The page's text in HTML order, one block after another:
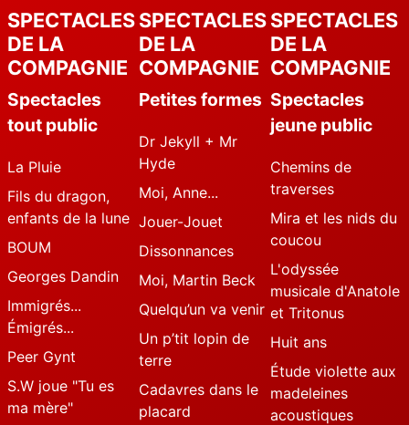
SPECTACLES
DE LA
COMPAGNIE
Spectacles
tout public
La Pluie
Fils du dragon,
enfants de la lune
BOUM
Georges Dandin
Immigrés...
Émigrés...
Peer Gynt
S.W joue "Tu es
ma mère"
SPECTACLES
DE LA
COMPAGNIE
Petites formes
Dr Jekyll + Mr
Hyde
Moi, Anne...
Jouer-Jouet
Dissonnances
Moi, Martin Beck
Quelqu’un va venir
Un p’tit lopin de
terre
Cadavres dans le
placard
SPECTACLES
DE LA
COMPAGNIE
Spectacles
jeune public
Chemins de
traverses
Mira et les nids du
coucou
L'odyssée
musicale d'Anatole
et Tritonus
Huit ans
Étude violette aux
madeleines
acoustiques